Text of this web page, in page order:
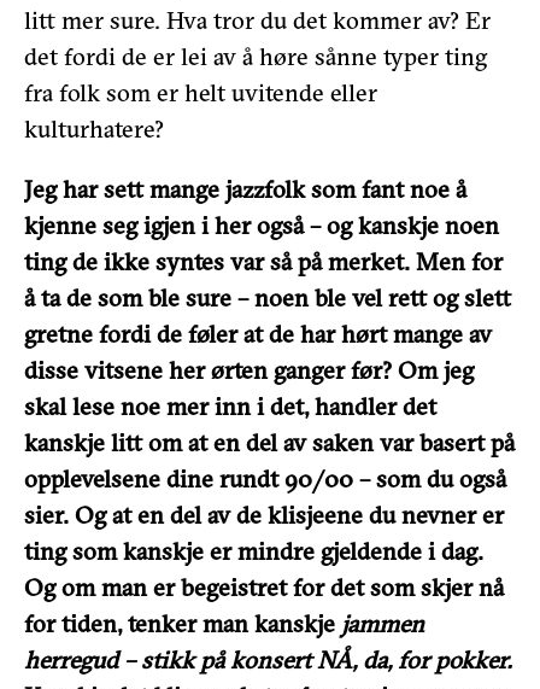
litt mer sure. Hva tror du det kommer av? Er
det fordi de er lei av å høre sånne typer ting
fra folk som er helt uvitende eller
kulturhatere?
Jeg har sett mange jazzfolk som fant noe å
kjenne seg igjen i her også – og kanskje noen
ting de ikke syntes var så på merket. Men for
å ta de som ble sure – noen ble vel rett og slett
gretne fordi de føler at de har hørt mange av
disse vitsene her ørten ganger før? Om jeg
skal lese noe mer inn i det, handler det
kanskje litt om at en del av saken var basert på
opplevelsene dine rundt 90/00 – som du også
sier. Og at en del av de klisjeene du nevner er
ting som kanskje er mindre gjeldende i dag.
Og om man er begeistret for det som skjer nå
for tiden, tenker man kanskje jammen
herregud – stikk på konsert NÅ, da, for pokker.